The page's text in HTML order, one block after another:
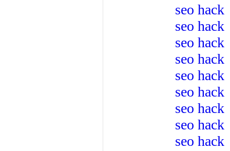
seo hack
seo hack
seo hack
seo hack
seo hack
seo hack
seo hack
seo hack
seo hack